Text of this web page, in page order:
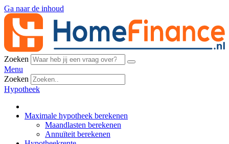
Ga naar de inhoud
Zoeken
Menu
Zoeken
Hypotheek
Maximale hypotheek berekenen
Maandlasten berekenen
Annuïteit berekenen